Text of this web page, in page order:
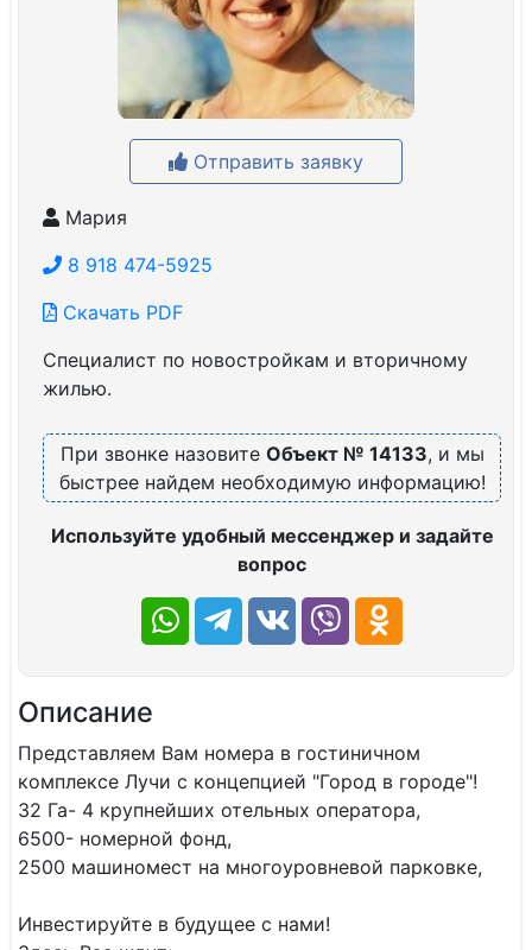
Отправить заявку
Мария
8 918 474-5925
Скачать PDF
Специалист по новостройкам и вторичному
жилью.
При звонке назовите Объект № 14133, и мы
быстрее найдем необходимую информацию!
Используйте удобный мессенджер и задайте
вопрос
Описание
Представляем Вам номера в гостиничном
комплексе Лучи с концепцией "Город в городе"!
32 Га- 4 крупнейших отельных оператора,
6500- номерной фонд,
2500 машиномест на многоуровневой парковке,
Инвестируйте в будущее с нами!